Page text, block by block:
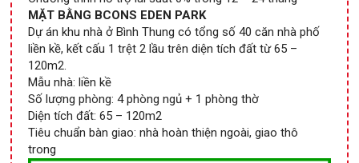
MẶT BẰNG BCONS EDEN PARK
Dự án khu nhà ở Bình Thung có tổng số 40 căn nhà phố
liền kề, kết cấu 1 trệt 2 lầu trên diện tích đất từ 65 –
120m2.
Mẫu nhà: liền kề
Số lượng phòng: 4 phòng ngủ + 1 phòng thờ
Diện tích đất: 65 – 120m2
Tiêu chuẩn bàn giao: nhà hoàn thiện ngoài, giao thô
trong